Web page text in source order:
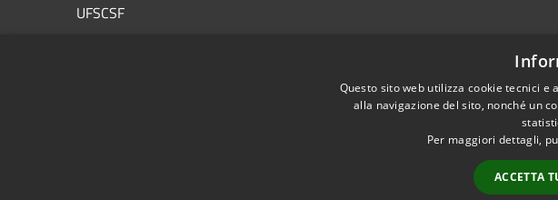
UFSCSF
Questo sito web utilizza cookie tecnici
alla navigazione del sito, nonché un
Per maggiori dettagli,
ACCETTA